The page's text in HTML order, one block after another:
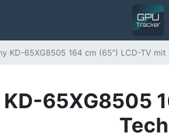
KD-65XG8505 164 cm (65") LCD-TV mit
KD-65XG8505